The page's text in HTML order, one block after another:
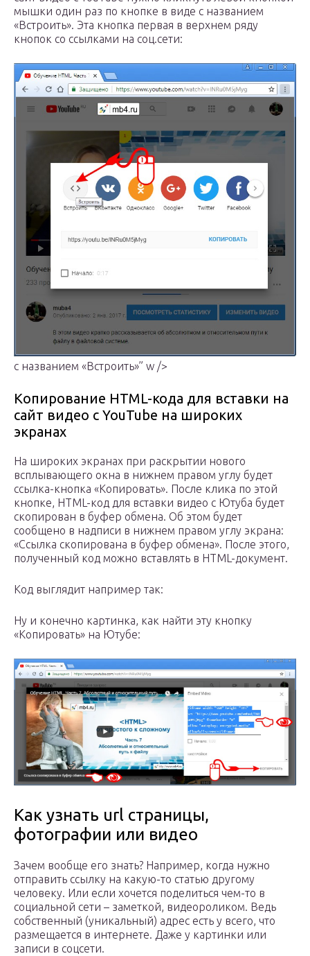
мышки один раз по кнопке в виде с названием
«Встроить». Эта кнопка первая в верхнем ряду
кнопок со ссылками на соц.сети:
с названием «Встроить»” w />
Копирование HTML-кода для вставки на
сайт видео с YouTube на широких
экранах
На широких экранах при раскрытии нового
всплывающего окна в нижнем правом углу будет
ссылка-кнопка «Копировать». После клика по этой
кнопке, HTML-код для вставки видео с Ютуба будет
скопирован в буфер обмена. Об этом будет
сообщено в надписи в нижнем правом углу экрана:
«Ссылка скопирована в буфер обмена». После этого,
полученный код можно вставлять в HTML-документ.
Код выглядит например так:
Ну и конечно картинка, как найти эту кнопку
«Копировать» на Ютубе:
Как узнать url страницы,
фотографии или видео
Зачем вообще его знать? Например, когда нужно
отправить ссылку на какую-то статью другому
человеку. Или если хочется поделиться чем-то в
социальной сети – заметкой, видеороликом. Ведь
собственный (уникальный) адрес есть у всего, что
размещается в интернете. Даже у картинки или
записи в соцсети.